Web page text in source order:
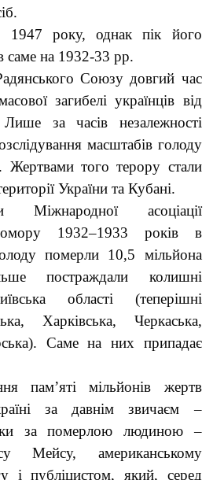
1947 року, однак пік його
саме на 1932-33 рр.
Союзу довгий час
загибелі українців від
за часів незалежності
масштабів голоду
того терору стали
України та Кубані.
Міжнародної асоціації
1932–1933 років в
померли 10,5 мільйона
постраждали колишні
області (теперішні
Харківська, Черкаська,
Саме на них припадає
пам’яті мільйонів жертв
за давнім звичаєм –
за померлою людиною –
Мейсу, американському
і публіцистом, який, серед